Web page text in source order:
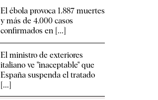
El ébola provoca 1.887 muertes
y más de 4.000 casos
confirmados en [...]
El ministro de exteriores
italiano ve "inaceptable" que
España suspenda el tratado
[...]